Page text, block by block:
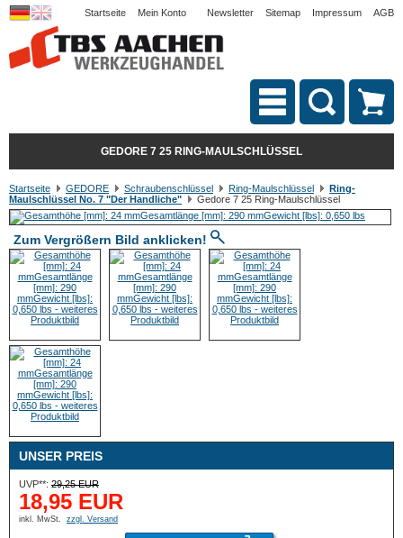
Startseite Mein Konto Newsletter Sitemap Impressum AGB
GEDORE 7 25 RING-MAULSCHLÜSSEL
Startseite GEDORE Schraubenschlüssel Ring-Maulschlüssel
Ring-
Maulschlüssel No. 7 "Der Handliche"
Gedore 7 25 Ring-Maulschlüssel
Zum Vergrößern Bild anklicken!
UNSER PREIS
UVP**: 29,25 EUR
18,95 EUR
inkl. MwSt. zzgl. Versand